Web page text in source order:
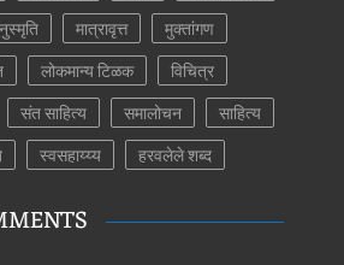
मात्रावृत्त
मुक्तांगण
लोकमान्य टिळक
विचित्र
संत साहित्य समालोचन
साहित्य
स्वसहाय्य्य हरवलेले शब्द